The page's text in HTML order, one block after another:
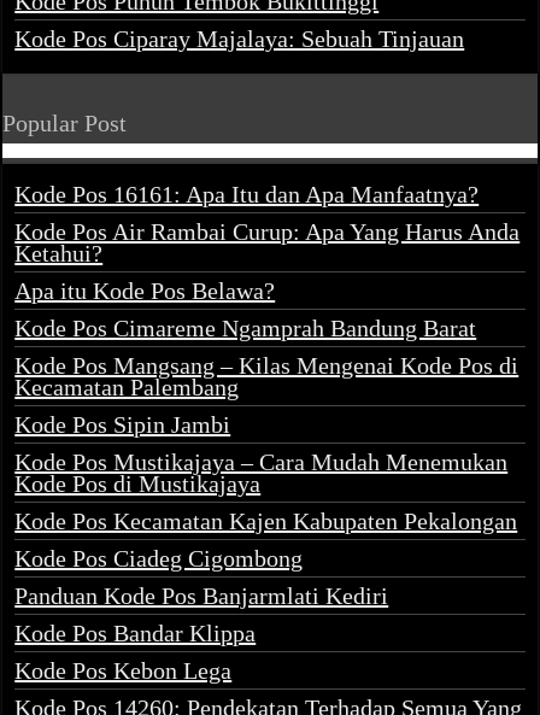
Kode Pos Ciparay Majalaya: Sebuah Tinjauan
Popular Post
Kode Pos 16161: Apa Itu dan Apa Manfaatnya?
Kode Pos Air Rambai Curup: Apa Yang Harus Anda
Ketahui?
Apa itu Kode Pos Belawa?
Kode Pos Cimareme Ngamprah Bandung Barat
Kode Pos Mangsang – Kilas Mengenai Kode Pos di
Kecamatan Palembang
Kode Pos Sipin Jambi
Kode Pos Mustikajaya – Cara Mudah Menemukan
Kode Pos di Mustikajaya
Kode Pos Kecamatan Kajen Kabupaten Pekalongan
Kode Pos Ciadeg Cigombong
Panduan Kode Pos Banjarmlati Kediri
Kode Pos Bandar Klippa
Kode Pos Kebon Lega
Kode Pos 14260: Pendekatan Terhadap Semua Yang